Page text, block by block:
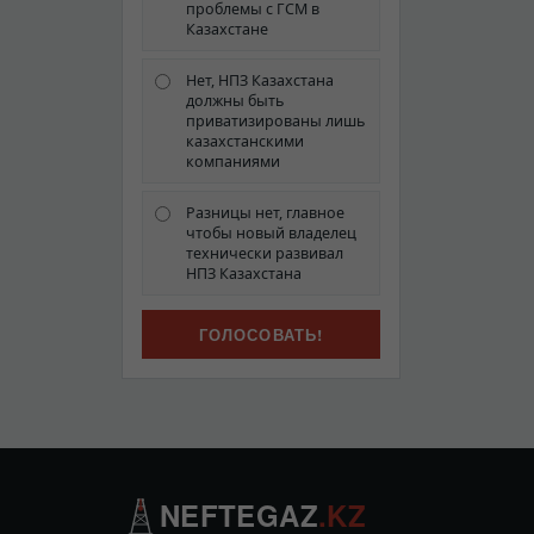
проблемы с ГСМ в
Казахстане
Нет, НПЗ Казахстана
должны быть
приватизированы лишь
казахстанскими
компаниями
Разницы нет, главное
чтобы новый владелец
технически развивал
НПЗ Казахстана
NEFTEGAZ.KZ